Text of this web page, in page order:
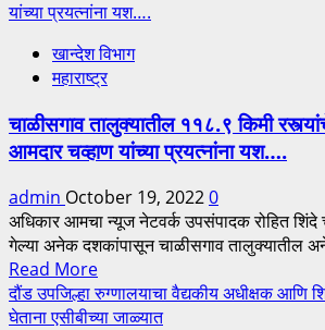
मागणी
आमदार
चव्हाण
यांनी
दिली
तात्काळ
मंजुरी…
about
बोलणारे
तर
आहेत,मात्र
दिवाळी
करणारे
आमदार
मंगेश
चव्हाण
यांच्या प्रयत्नांना यश….
खान्देश विभाग
महाराष्ट्र
चाळीसगाव तालुक्यातील ११८.९ किमी
आमदार चव्हाण यांच्या प्रयत्नांना यश….
admin October 19, 20220
अधिकार आमचा न्यूज नेटवर्क उपसंपादक रोहित शिंदे
गेल्या अनेक दशकांपासून चाळीसगाव तालुक्यातील
Read MoreRead
more
about
दौंड उपजिल्हा रुग्णालयाचा वैद्यकीय अधीक्षक आणि
घेताना एसीबीच्या जाळ्यात